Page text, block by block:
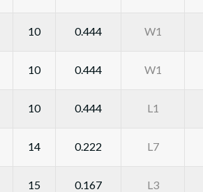
10 0.444 W1
10 0.444 W1
10 0.444 L1
14 0.222 L7
15 0.167 L3